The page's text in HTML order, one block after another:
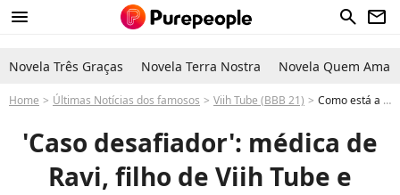
menu search newsletter
Novela Três Graças Novela Terra Nostra Novela Quem Ama
Home Últimas Notícias dos famosos Viih Tube (BBB 21) Como está a recuperação do filho de Viih Tube e Eliezer? Médica explica 'caso desafiador' do recém-nascido
'Caso desafiador': médica de
Ravi, filho de Viih Tube e